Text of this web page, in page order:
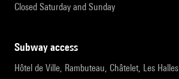
Closed Saturday and Sunday
subway access
Hôtel de Ville, Rambuteau, Châtelet, Les Halles